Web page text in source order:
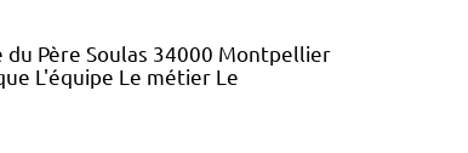
Père Soulas 34000 Montpellier
L'équipe Le métier Le